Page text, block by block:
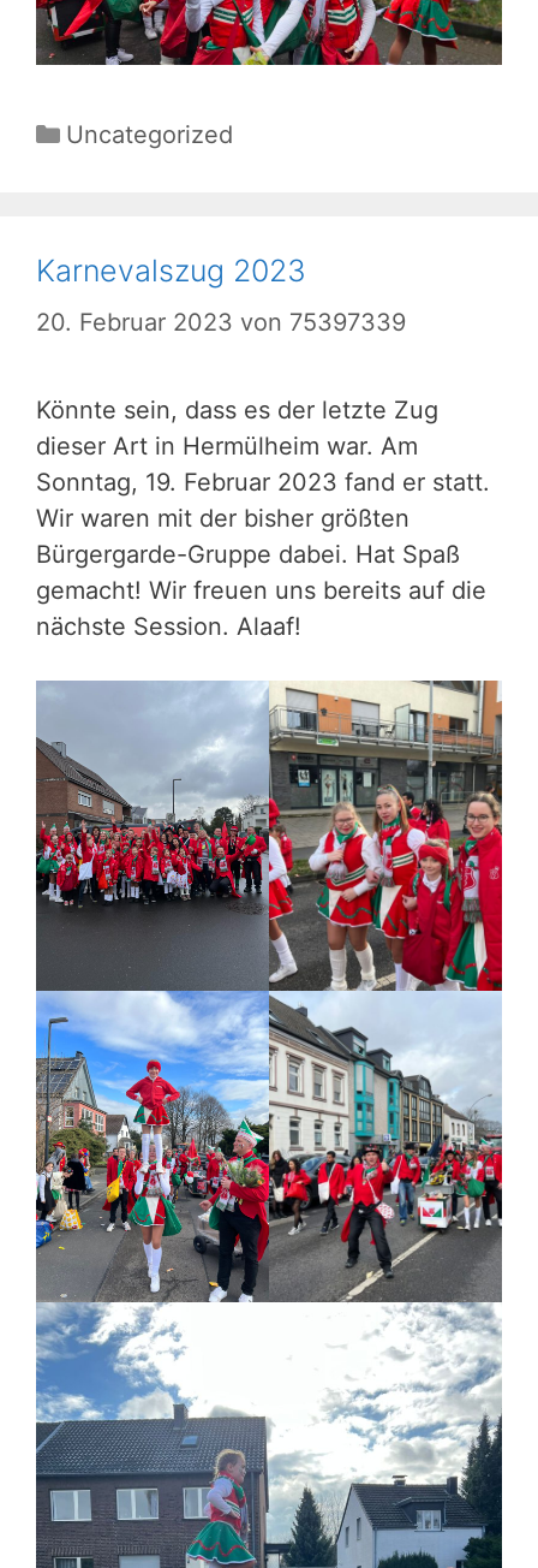
Kategorien
Uncategorized
Karnevalszug 2023
20. Februar 2023 von 75397339
Könnte sein, dass es der letzte Zug
dieser Art in Hermülheim war. Am
Sonntag, 19. Februar 2023 fand er statt.
Wir waren mit der bisher größten
Bürgergarde-Gruppe dabei. Hat Spaß
gemacht! Wir freuen uns bereits auf die
nächste Session. Alaaf!